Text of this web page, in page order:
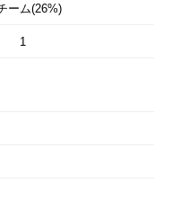
ーム(26%)